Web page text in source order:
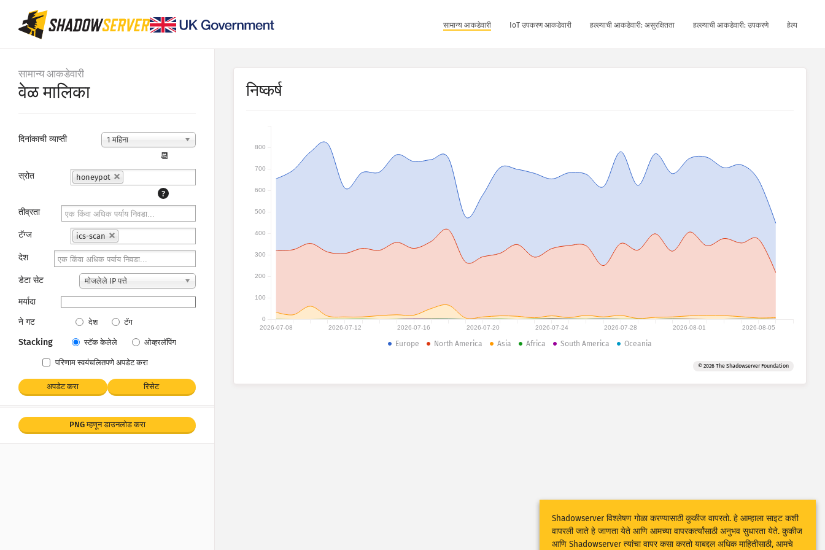
सामान्य आकडेवारी IoT उपकरण आकडेवारी हल्ल्याची आकडेवारी: असुरक्षितता हल्ल्याची आकडेवारी: उपकरणे हेल्प
सामान्य आकडेवारी
वेळ मालिका
दिनांकाची व्याप्ती 1 महिना
📆
स्रोत
honeypot
?
तीव्रता
टॅग्ज ics-scan
देश
डेटा सेट मोजलेले IP पत्ते
मर्यादा
ने गट
देश टॅग
Stacking स्टॅक केलेले ओव्हरलॅपिंग
परिणाम स्वयंचलितपणे अपडेट करा
अपडेट करा रिसेट
PNG म्हणून डाउनलोड करा
निष्कर्ष
2026-07-08 2026-07-12 2026-07-16 2026-07-20 2026-07-24 2026-07-28 2026-08-01 2026-08-05
0
100
200
300
400
500
600
700
800
Europe North America Asia Africa South America Oceania
© 2026 The Shadowserver Foundation
Shadowserver विश्लेषण गोळा करण्यासाठी कुकीज वापरतो. हे आम्हाला साइट कशी
वापरली जाते हे जाणता येते आणि आमच्या वापरकर्त्यांसाठी अनुभव सुधारता येते. कुकीज
आणि Shadowserver त्यांचा वापर कसा करतो याबद्दल अधिक माहितीसाठी, आमचे